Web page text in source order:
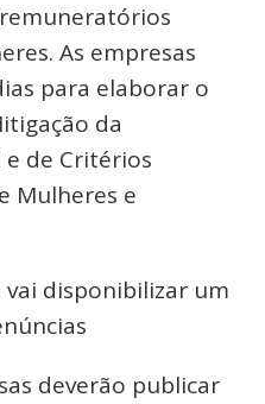
As empresas
para elaborar o
da
e de Critérios
Mulheres e
disponibilizar um
deverão publicar